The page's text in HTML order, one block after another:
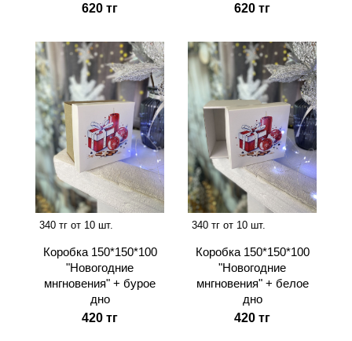
620 тг
620 тг
340 тг от 10 шт.
Коробка 150*150*100
"Новогодние
мнгновения" + бурое
дно
420 тг
340 тг от 10 шт.
Коробка 150*150*100
"Новогодние
мнгновения" + белое
дно
420 тг